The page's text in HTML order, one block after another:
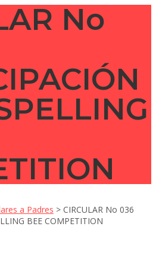
No
a Padres > CIRCULAR No 036
BEE COMPETITION